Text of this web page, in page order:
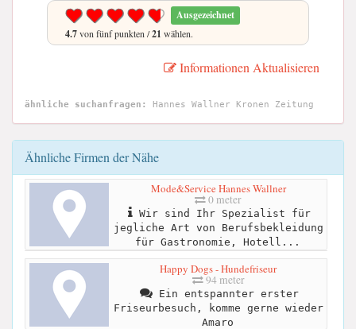
Ausgezeichnet
4.7von fünf punkten /21 wählen.
Informationen Aktualisieren
ähnliche suchanfragen: Hannes Wallner Kronen Zeitung
Ähnliche Firmen der Nähe
Mode&Service Hannes Wallner
0 meter
Wir sind Ihr Spezialist für
jegliche Art von Berufsbekleidung
für Gastronomie, Hotell...
Happy Dogs - Hundefriseur
94 meter
Ein entspannter erster
Friseurbesuch, komme gerne wieder
Amaro